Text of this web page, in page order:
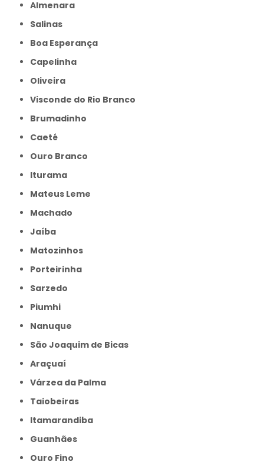
Almenara
Salinas
Boa Esperança
Capelinha
Oliveira
Visconde do Rio Branco
Brumadinho
Caeté
Ouro Branco
Iturama
Mateus Leme
Machado
Jaíba
Matozinhos
Porteirinha
Sarzedo
Piumhi
Nanuque
São Joaquim de Bicas
Araçuaí
Várzea da Palma
Taiobeiras
Itamarandiba
Guanhães
Ouro Fino